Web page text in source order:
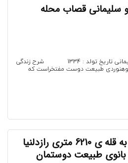
سلیمانی قصاب محله
نام و نام خانوادگی: شهربانو سلیمانی تاریخ تولد : 1334 شرح زندگی
طبیعت دوست مفتخراست که
صعود به قله ی 6210 متری رازدلنیا
طبیعت دوستمان